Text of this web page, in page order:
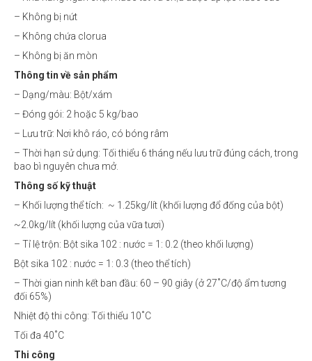
– Không bị nứt
– Không chứa clorua
– Không bị ăn mòn
Thông tin về sản phẩm
– Dạng/màu: Bột/xám
– Đóng gói: 2 hoặc 5 kg/bao
– Lưu trữ: Nơi khô ráo, có bóng râm
– Thời hạn sử dụng: Tối thiểu 6 tháng nếu lưu trữ đúng cách, trong
bao bì nguyên chưa mở.
Thông số kỹ thuật
– Khối lượng thể tích: ~ 1.25kg/lít (khối lượng đổ đống của bột)
~2.0kg/lít (khối lượng của vữa tươi)
– Tỉ lệ trộn: Bột sika 102 : nước = 1: 0.2 (theo khối lượng)
Bột sika 102 : nước = 1: 0.3 (theo thể tích)
– Thời gian ninh kết ban đầu: 60 – 90 giây (ở 27˚C/độ ẩm tương
đối 65%)
Nhiệt độ thi công: Tối thiểu 10˚C
Tối đa 40˚C
Thi công